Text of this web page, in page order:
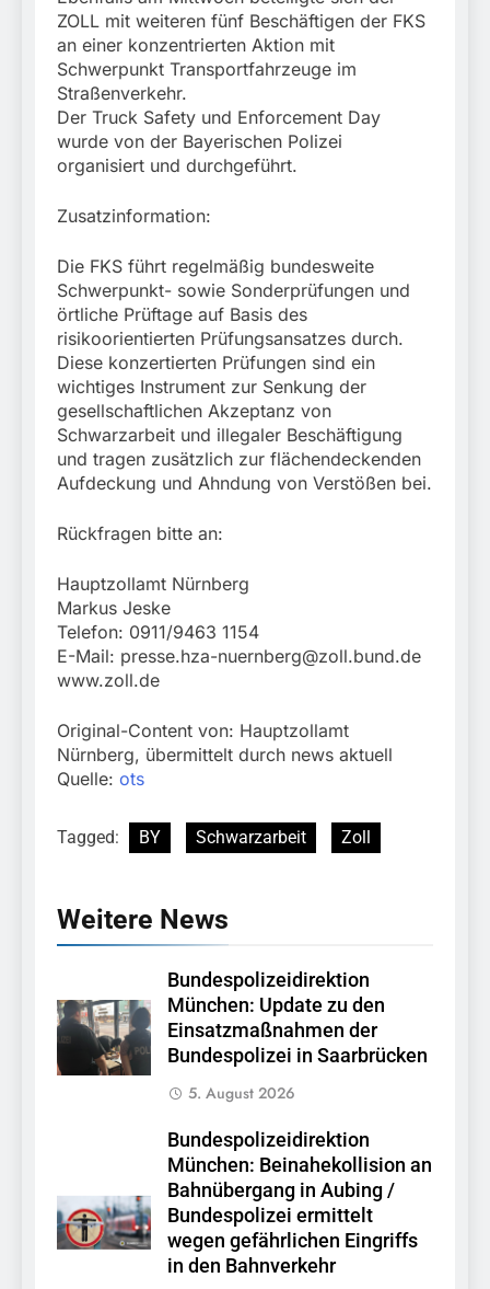
ZOLL mit weiteren fünf Beschäftigen der FKS
an einer konzentrierten Aktion mit
Schwerpunkt Transportfahrzeuge im
Straßenverkehr.
Der Truck Safety und Enforcement Day
wurde von der Bayerischen Polizei
organisiert und durchgeführt.
Zusatzinformation:
Die FKS führt regelmäßig bundesweite
Schwerpunkt- sowie Sonderprüfungen und
örtliche Prüftage auf Basis des
risikoorientierten Prüfungsansatzes durch.
Diese konzertierten Prüfungen sind ein
wichtiges Instrument zur Senkung der
gesellschaftlichen Akzeptanz von
Schwarzarbeit und illegaler Beschäftigung
und tragen zusätzlich zur flächendeckenden
Aufdeckung und Ahndung von Verstößen bei.
Rückfragen bitte an:
Hauptzollamt Nürnberg
Markus Jeske
Telefon: 0911/9463 1154
E-Mail: presse.hza-nuernberg@zoll.bund.de
www.zoll.de
Original-Content von: Hauptzollamt
Nürnberg, übermittelt durch news aktuell
Quelle: ots
Tagged: BY Schwarzarbeit Zoll
Weitere News
Bundespolizeidirektion
München: Update zu den
Einsatzmaßnahmen der
Bundespolizei in Saarbrücken
5. August 2026
Bundespolizeidirektion
München: Beinahekollision an
Bahnübergang in Aubing /
Bundespolizei ermittelt
wegen gefährlichen Eingriffs
in den Bahnverkehr